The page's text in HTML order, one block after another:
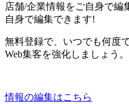
店舗/企業情報をご自身で編
自身で編集できます!
無料登録で、いつでも何度
Web集客を強化しましょう。
情報の編集はこちら